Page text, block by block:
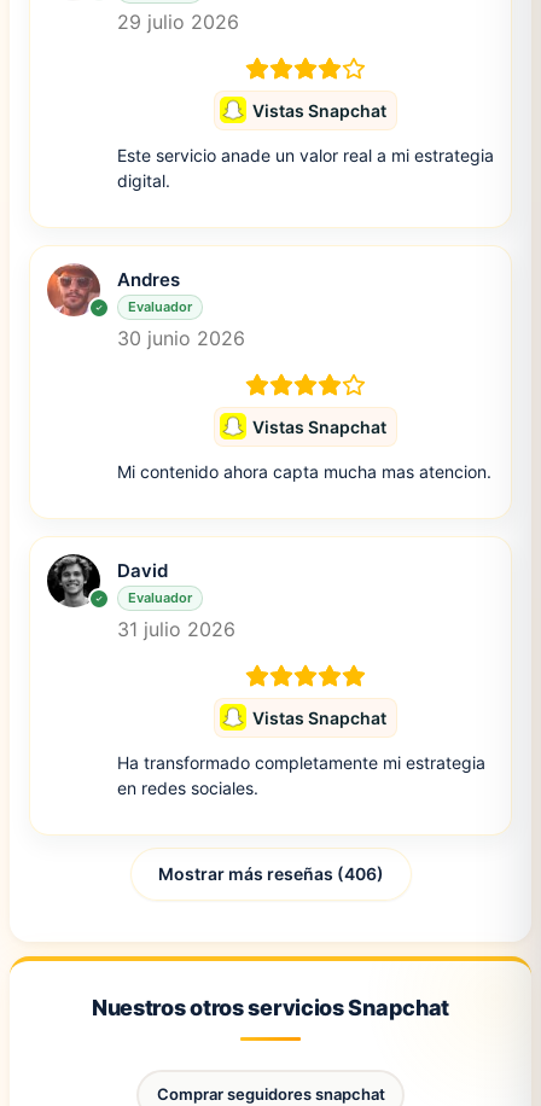
29 julio 2026
Vistas Snapchat
Este servicio anade un valor real a mi estrategia
digital.
Andres
Evaluador
30 junio 2026
Vistas Snapchat
Mi contenido ahora capta mucha mas atencion.
David
Evaluador
31 julio 2026
Vistas Snapchat
Ha transformado completamente mi estrategia
en redes sociales.
Mostrar más reseñas (406)
Nuestros otros servicios Snapchat
Comprar seguidores snapchat